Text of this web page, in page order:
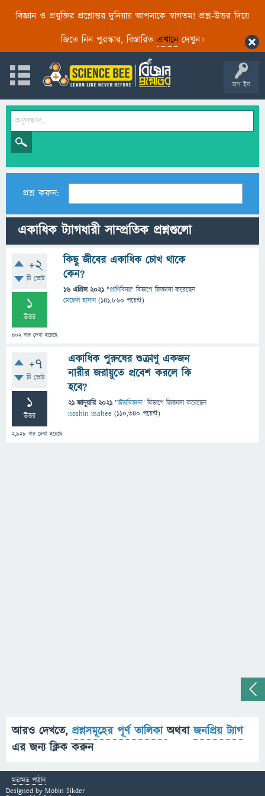
বিজ্ঞান ও প্রযুক্তির প্রশ্নোত্তর দুনিয়ায় আপনাকে স্বাগতম! প্রশ্ন-উত্তর দিয়ে
জিতে নিন পুরস্কার, বিস্তারিত এখানেদেখুন।
লগ ইন
প্রশ্ন করুন:
একাধিক ট্যাগধারী সাম্প্রতিক প্রশ্নগুলো
+2
টি ভোট
1
উত্তর
402বার দেখা হয়েছে
কিছু জীবের একাধিক চোখ থাকে
কেন?
16 এপ্রিল 2021 "প্রাণিবিদ্যা" বিভাগে জিজ্ঞাসাকরেছেন
মেহেদী হাসান (141,860 পয়েন্ট)
+7
টি ভোট
1
উত্তর
2,928 বার দেখা হয়েছে
একাধিক পুরুষের শুক্রাণু একজন
নারীর জরায়ুতে প্রবেশ করলে কি
হবে?
21 জানুয়ারি 2021 "জীববিজ্ঞান" বিভাগে জিজ্ঞাসাকরেছেন
noshin mahee (110,340 পয়েন্ট)
আরও দেখতে, প্রশ্নসমূহের পূর্ণ তালিকাঅথবাজনপ্রিয় ট্যাগ
এর জন্য ক্লিক করুন
মতামত পাঠান
Designed by Mobin Sikder